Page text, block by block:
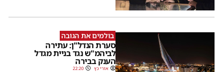
בולמים את הגובה
סערת הנדל"ן: עתירה
לביהמ"ש נגד בניית מגדל
הענק בבירה
אורי כץ 22:20